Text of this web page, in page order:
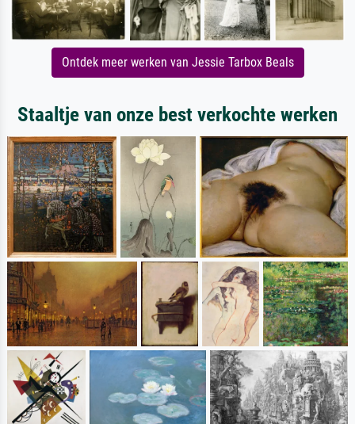
Ontdek meer werken van Jessie Tarbox Beals
Staaltje van onze best verkochte werken